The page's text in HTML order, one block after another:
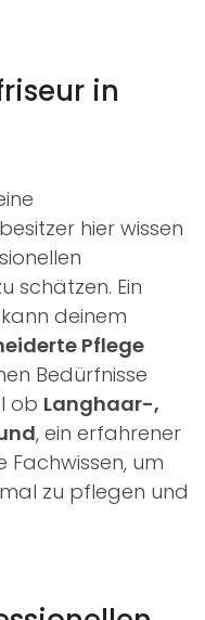
in
hier wissen
schätzen. Ein
kann deinem
Pflege
Bedürfnisse
ob Langhaar-,
, ein erfahrener
um
zu pflegen und